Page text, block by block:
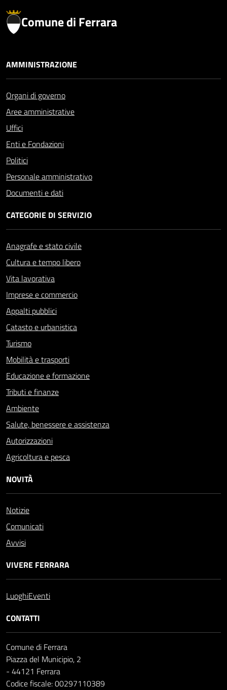
Comune di Ferrara
AMMINISTRAZIONE
Organi di governo
Aree amministrative
Uffici
Enti e Fondazioni
Politici
Personale amministrativo
Documenti e dati
CATEGORIE DI SERVIZIO
Anagrafe e stato civile
Cultura e tempo libero
Vita lavorativa
Imprese e commercio
Appalti pubblici
Catasto e urbanistica
Turismo
Mobilità e trasporti
Educazione e formazione
Tributi e finanze
Ambiente
Salute, benessere e assistenza
Autorizzazioni
Agricoltura e pesca
NOVITÀ
Notizie
Comunicati
Avvisi
VIVERE FERRARA
LuoghiEventi
CONTATTI
Comune di Ferrara
Piazza del Municipio, 2
- 44121 Ferrara
Codice fiscale: 00297110389